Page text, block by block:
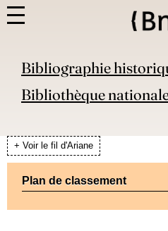
Bibliographie
Bibliothèque
+ Voir le fil d'Ariane
Plan de classement